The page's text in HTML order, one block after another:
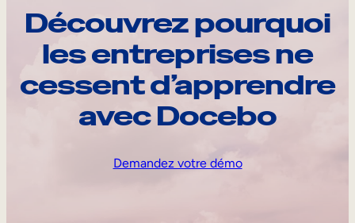
Découvrez pourquoi
les entreprises ne
cessent d’apprendre
avec Docebo
Demandez votre démo